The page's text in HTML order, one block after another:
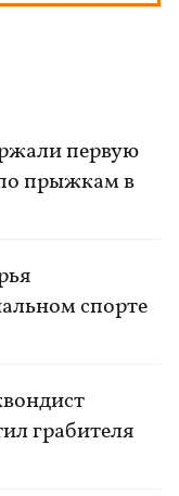
первую
прыжкам в
спорте
грабителя